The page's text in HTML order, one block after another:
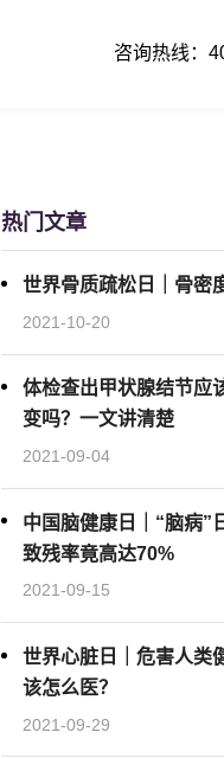
咨询热线：
热门文章
世界骨质疏松日｜骨密
2021-10-20
体检查出甲状腺结节应
变吗？一文讲清楚
2021-09-04
中国脑健康日｜“脑病”
致残率竟高达70%
2021-09-15
世界心脏日｜危害人类
该怎么医？
2021-09-29